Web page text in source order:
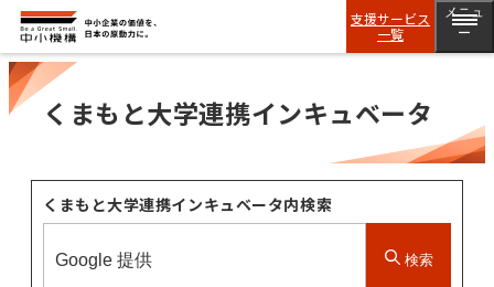
支援サービス
一覧
メニュ
ー
くまもと大学連携インキュベータ
くまもと大学連携インキュベータ内検索
検索